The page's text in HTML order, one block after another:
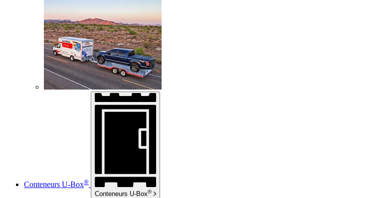
Conteneurs U-Box®
Conteneurs U-Box®